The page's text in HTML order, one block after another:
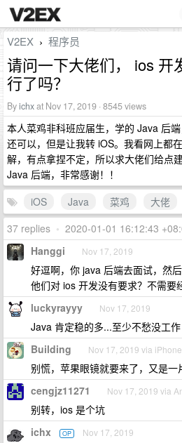
V2EX › 程序员
请问一下大佬们， ios 开
行了吗？
Byichxat Nov 17, 2019 · 8545 views
本人菜鸡非科班应届生，学的 Java 后
还可以，但是让我转 iOS。我看网上都
解，有点拿捏不定，所以求大佬们给点
Java 后端，非常感谢！！
iOS
Java 菜鸡
大佬
37 replies • 2020-01-01 16:12:43
Hanggi Nov 17, 2019
好逗啊，你 java 后端去面试，然
他们对 ios 开发没有要求？不需要
luckyrayyy Nov 17, 2019
Java 肯定稳的多...至少不愁没工作
Building Nov 17, 2019 via iPhone
别慌，苹果眼镜就要来了，又是一
cengjz11271 Nov 17, 2019 via
别转，ios 是个坑
ichx OP Nov 17, 2019